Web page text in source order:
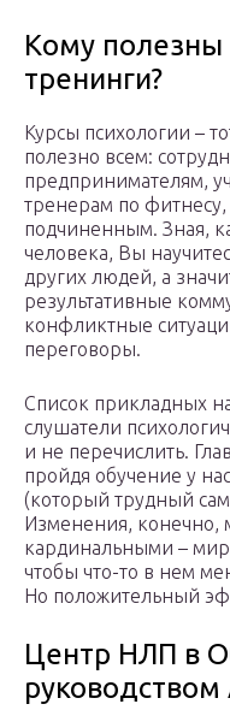
Кому полезны
тренинги?
Курсы психологии –
полезно всем:
предпринимателям,
тренерам по
подчиненным. Зная,
человека, Вы
других людей, а
результативные
конфликтные
переговоры.
Список прикладных
слушатели
и не перечислить.
пройдя обучение у
(который трудный
Изменения, конечно,
кардинальными –
чтобы что-то в нем
Но положительный
Центр НЛП в
руководством